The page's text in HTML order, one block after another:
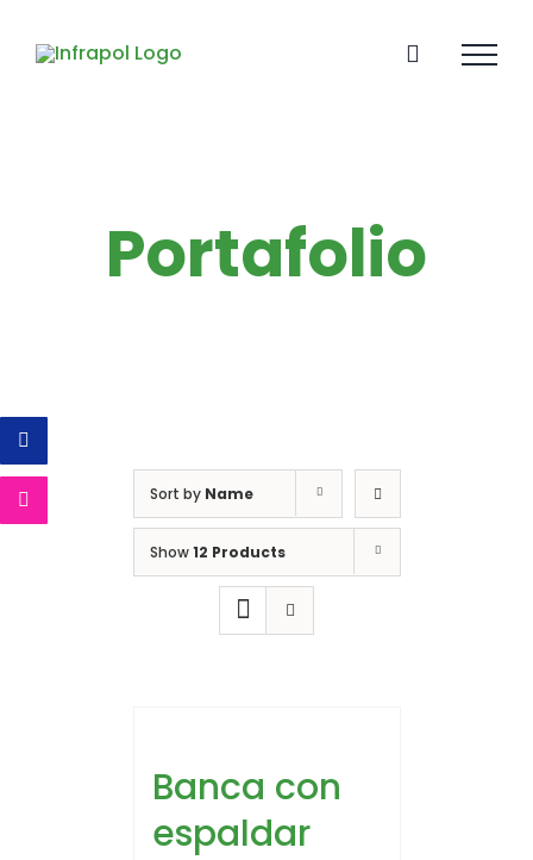
Portafolio
Sort by Name
Show12 Products
Banca con
espaldar